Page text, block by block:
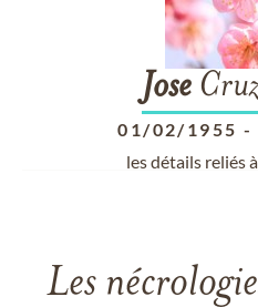
Jose
01/02/1955 -
les détails reliés
Les